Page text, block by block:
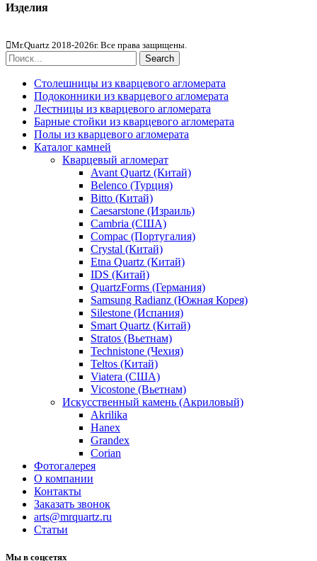
Изделия
Mr.Quartz 2018-2026г. Все права защищены.
Search
Столешницы из кварцевого агломерата
Подоконники из кварцевого агломерата
Лестницы из кварцевого агломерата
Барные стойки из кварцевого агломерата
Полы из кварцевого агломерата
Каталог камней
Кварцевый агломерат
Avant Quartz (Китай)
Belenco (Турция)
Bitto (Китай)
Caesarstone (Израиль)
Cambria (США)
Compac (Португалия)
Crystal (Китай)
Etna Quartz (Китай)
IDS (Китай)
QuartzForms (Германия)
Samsung Radianz (Южная Корея)
Silestone (Испания)
Smart Quartz (Китай)
Stratos (Вьетнам)
Technistone (Чехия)
Teltos (Китай)
Viatera (США)
Vicostone (Вьетнам)
Искусственный камень (Акриловый)
Akrilika
Hanex
Grandex
Corian
Фотогалерея
О компании
Контакты
Заказать звонок
arts@mrquartz.ru
Статьи
Мы в соцсетях